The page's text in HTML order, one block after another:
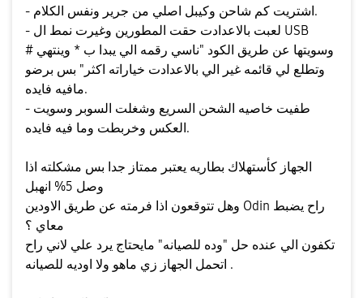
- اشتريت كم شاحن وكيبل اصلي من جرير ونفس الكلام.
- لعبت بالاعدادت حقت المطورين وغيرت نمط ال USB
وسويتها عن طريق الكود "ناسي رقمه الي يبدا ب * وينتهي #
وتطلع لي قائمه غير الي بالاعدادت خياراته اكثر" بس برضو
مافيه فايده.
- طفيت خاصيه الشحن السريع وشغلت السوبر وسويت
العكس وخربطت وما فيه فايده.
الجهاز كأستهلاك بطاريه يعتبر ممتاز جدا بس مشكلته اذا
وصل 5% انهبل
وهل تتوقعون اذا فرمته عن طريق الاودين Odin راح يضبط
معاي ؟
تكفون الي عنده حل "وده للصيانه" مايحتاج يرد علي لاني راح
اتحمل الجهاز زي ماهو ولا اوديه للصيانه .